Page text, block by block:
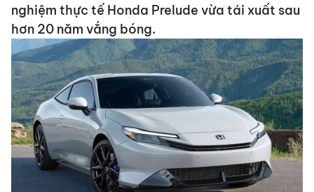
nghiệm thực tế Honda Prelude vừa tái xuất sau
hơn 20 năm vắng bóng.